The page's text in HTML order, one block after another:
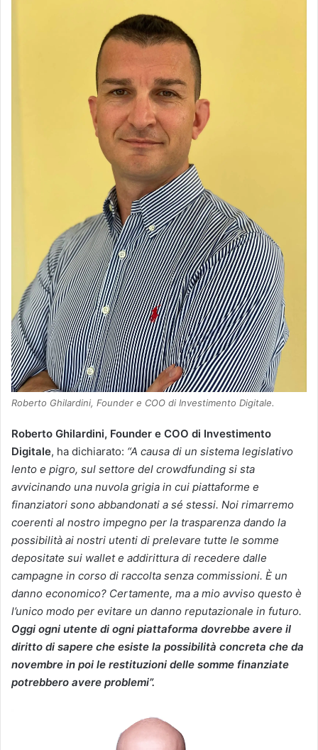
Roberto Ghilardini, Founder e COO di Investimento Digitale.
Roberto Ghilardini, Founder e COO di Investimento
Digitale, ha dichiarato: “A causa di un sistema legislativo
lento e pigro, sul settore del crowdfunding si sta
avvicinando una nuvola grigia in cui piattaforme e
finanziatori sono abbandonati a sé stessi. Noi rimarremo
coerenti al nostro impegno per la trasparenza dando la
possibilità ai nostri utenti di prelevare tutte le somme
depositate sui wallet e addirittura di recedere dalle
campagne in corso di raccolta senza commissioni. È un
danno economico? Certamente, ma a mio avviso questo è
l’unico modo per evitare un danno reputazionale in futuro.
Oggi ogni utente di ogni piattaforma dovrebbe avere il
diritto di sapere che esiste la possibilità concreta che da
novembre in poi le restituzioni delle somme finanziate
potrebbero avere problemi”.